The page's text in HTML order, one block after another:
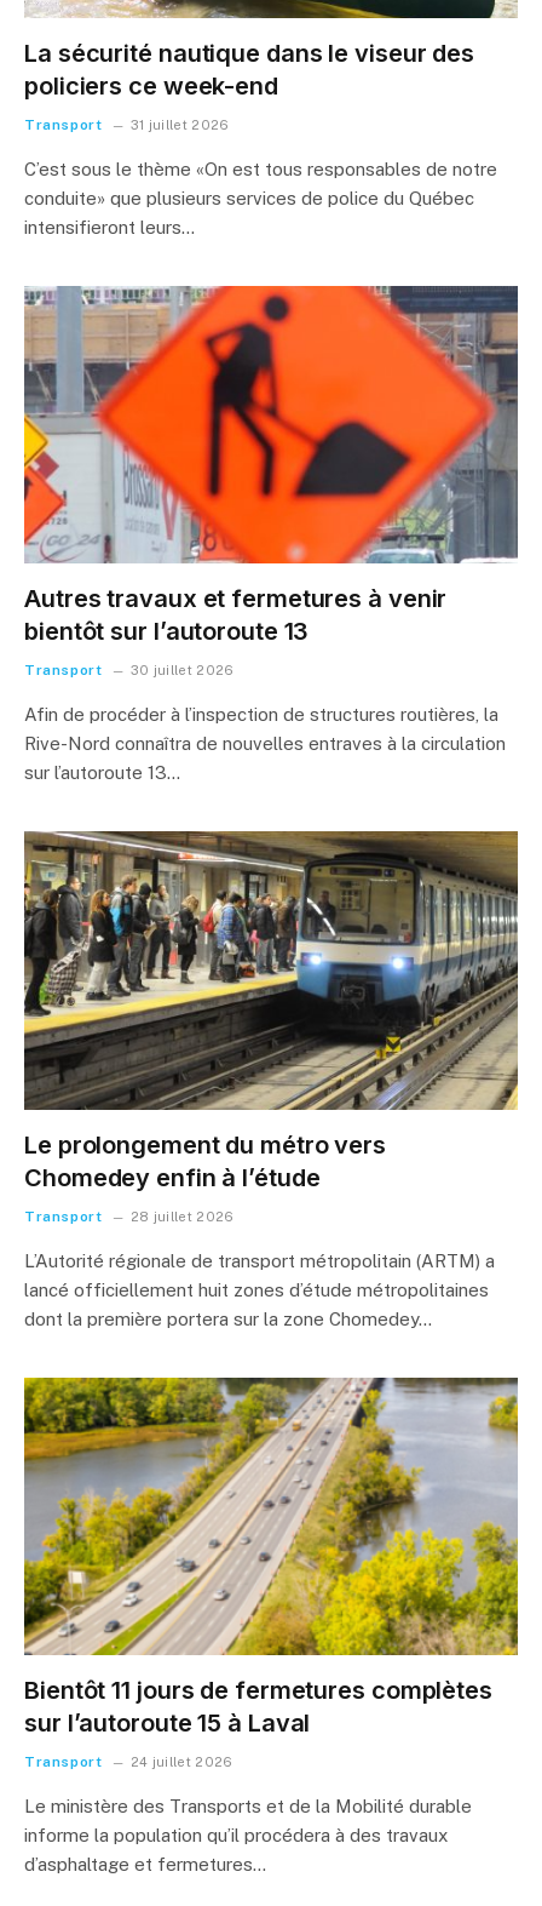
La sécurité nautique dans le viseur des
policiers ce week-end
Transport 31 juillet 2026
C’est sous le thème «On est tous responsables de notre
conduite» que plusieurs services de police du Québec
intensifieront leurs…
Autres travaux et fermetures à venir
bientôt sur l’autoroute 13
Transport 30 juillet 2026
Afin de procéder à l’inspection de structures routières, la
Rive-Nord connaîtra de nouvelles entraves à la circulation
sur l’autoroute 13…
Le prolongement du métro vers
Chomedey enfin à l’étude
Transport 28 juillet 2026
L’Autorité régionale de transport métropolitain (ARTM) a
lancé officiellement huit zones d’étude métropolitaines
dont la première portera sur la zone Chomedey…
Bientôt 11 jours de fermetures complètes
sur l’autoroute 15 à Laval
Transport 24 juillet 2026
Le ministère des Transports et de la Mobilité durable
informe la population qu’il procédera à des travaux
d’asphaltage et fermetures…